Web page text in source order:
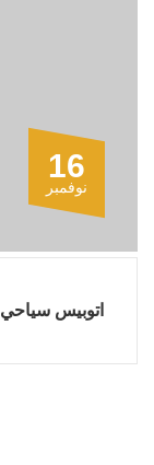
16
نوفمبر
اتوبيس سياحي TOURIST BUS